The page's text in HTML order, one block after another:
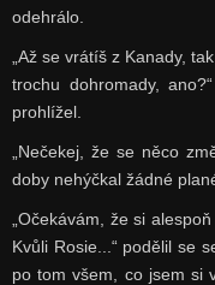
odehrálo.
„Až se vrátíš z Kanady,
trochu dohromady,
prohlížel.
„Nečekej, že se něco
doby nehýčkal žádné
„Očekávám, že si
Kvůli Rosie...“ podělil se
po tom všem, co jsem si